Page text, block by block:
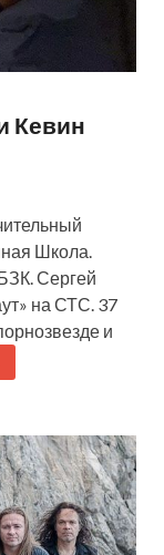
Кевин
Школа.
Сергей
на СТС. 37
и